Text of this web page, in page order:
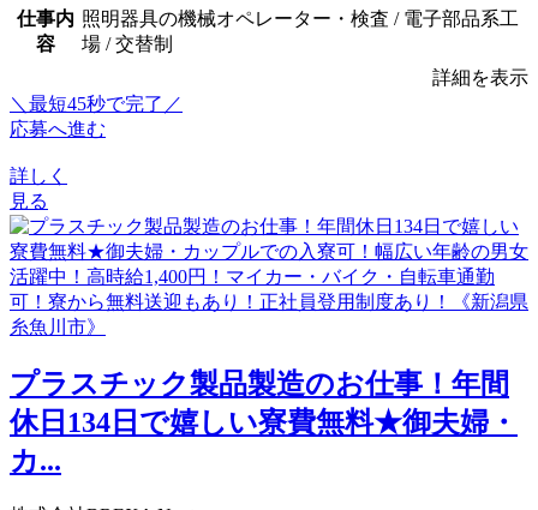
仕事内
容
照明器具の機械オペレーター・検査 / 電子部品系工
場 / 交替制
詳細を表示
＼最短45秒で完了／
応募へ進む
詳しく
見る
プラスチック製品製造のお仕事！年間
休日134日で嬉しい寮費無料★御夫婦・
カ...